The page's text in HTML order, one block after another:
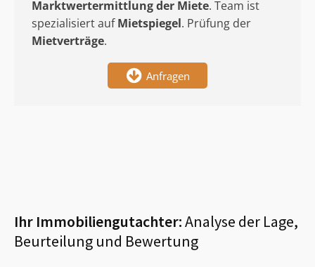
Marktwertermittlungder Miete. Team ist
spezialisiert aufMietspiegel. Prüfung der
Mietverträge.
Anfragen
Ihr Immobiliengutachter:Analyse der Lage,
Beurteilung und Bewertung